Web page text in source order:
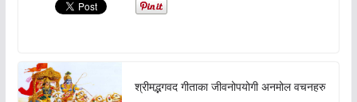
श्रीमद्भगवद गीताका जीवनोपयोगी अनमोल वचनहरु